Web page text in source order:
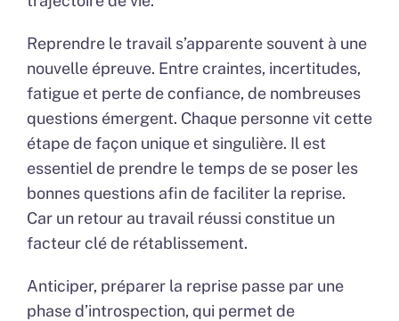
Reprendre le travail s’apparente souvent à une
nouvelle épreuve. Entre craintes, incertitudes,
fatigue et perte de confiance, de nombreuses
questions émergent. Chaque personne vit cette
étape de façon unique et singulière. Il est
essentiel de prendre le temps de se poser les
bonnes questions afin de faciliter la reprise.
Car un retour au travail réussi constitue un
facteur clé de rétablissement.
Anticiper, préparer la reprise passe par une
phase d’introspection, qui permet de